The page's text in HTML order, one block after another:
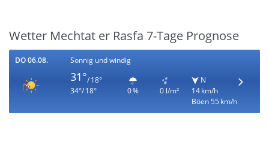
Wetter Mechtat er Rasfa 7-Tage Prognose
DO 06.08. Sonnig und windig
31°/ 18°
34°/ 18°
0 % 0 l/m²
N
14 km/h
Böen 55 km/h